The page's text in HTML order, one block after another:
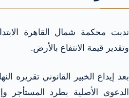
ندبت محكمة شمال القاهرة
وتقدير قيمة الانتفاع بالأرض.
بعد إيداع الخبير القانوني تقريره
الدعوى الأصلية بطرد المستأجر